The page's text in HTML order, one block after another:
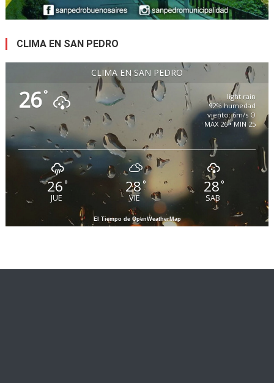
CLIMA EN SAN PEDRO
CLIMA EN SAN PEDRO
26°
light rain
92% humedad
viento: 6m/s O
MAX 26 • MIN 25
26°
JUE
28 °
VIE
28°
SAB
El Tiempo de OpenWeatherMap